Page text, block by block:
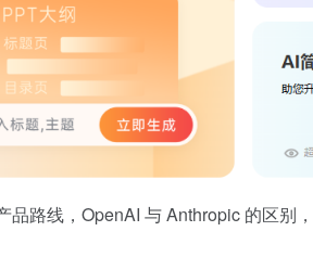
路线，OpenAI 与 Anthropic 的区别，